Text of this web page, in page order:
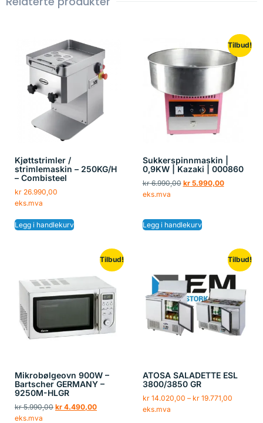
Kjøttstrimler /
strimlemaskin – 250KG/H
– Combisteel
kr 26.990,00
eks.mva
Legg i handlekurv
Tilbud!
Sukkerspinnmaskin |
0,9KW | Kazaki | 000860
kr6.990,00 kr5.990,00
eks.mva
Legg i handlekurv
Tilbud!
Mikrobølgeovn 900W –
Bartscher GERMANY –
9250M-HLGR
kr5.990,00 kr 4.490,00
eks.mva
Tilbud!
ATOSA SALADETTE ESL
3800/3850 GR
kr14.020,00 – kr19.771,00
eks.mva